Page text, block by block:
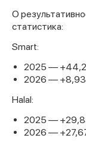
О
статистика:
Smart:
2025 —
2026 —
Halal:
2025 —
2026 —